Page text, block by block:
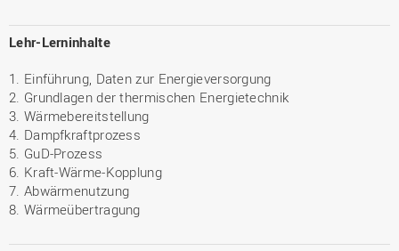
Lehr-Lerninhalte
1. Einführung, Daten zur Energieversorgung
2. Grundlagen der thermischen Energietechnik
3. Wärmebereitstellung
4. Dampfkraftprozess
5. GuD-Prozess
6. Kraft-Wärme-Kopplung
7. Abwärmenutzung
8. Wärmeübertragung